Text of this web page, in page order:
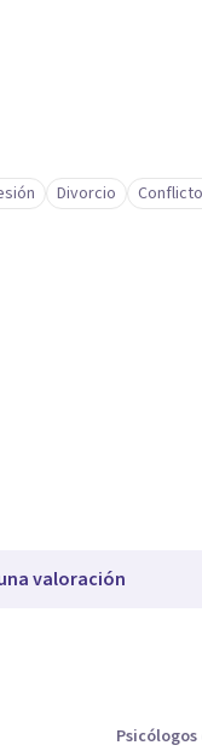
Divorcio
valoración